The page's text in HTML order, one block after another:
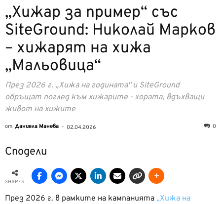
„Хижар за пример“ със
SiteGround: Николай Марков
– хижарят на хижа
„Мальовица“
През 2026 г. „Хижа на годината" и SiteGround
обръщат поглед към хижарите - хората, вдъхващи
живот на хижите
от Даниела Манева - 02.04.2026 0
Сподели
SHARES
През 2026 г. в рамките на кампанията „Хижа на